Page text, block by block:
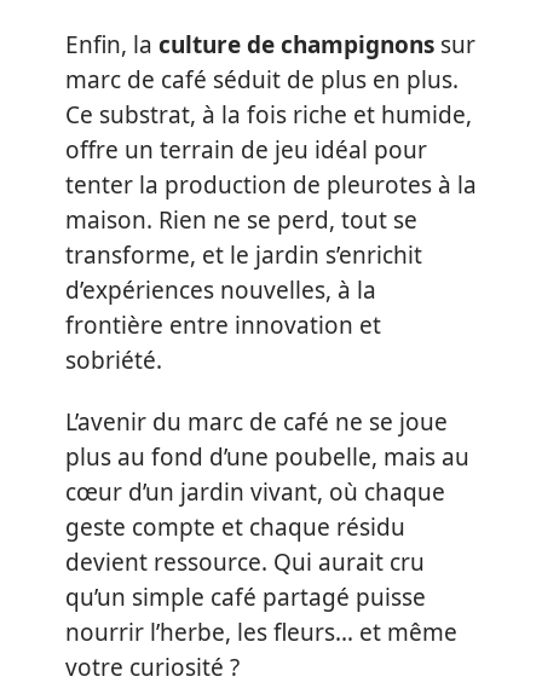
Enfin, la culture de champignons sur
marc de café séduit de plus en plus.
Ce substrat, à la fois riche et humide,
offre un terrain de jeu idéal pour
tenter la production de pleurotes à la
maison. Rien ne se perd, tout se
transforme, et le jardin s’enrichit
d’expériences nouvelles, à la
frontière entre innovation et
sobriété.
L’avenir du marc de café ne se joue
plus au fond d’une poubelle, mais au
cœur d’un jardin vivant, où chaque
geste compte et chaque résidu
devient ressource. Qui aurait cru
qu’un simple café partagé puisse
nourrir l’herbe, les fleurs… et même
votre curiosité ?